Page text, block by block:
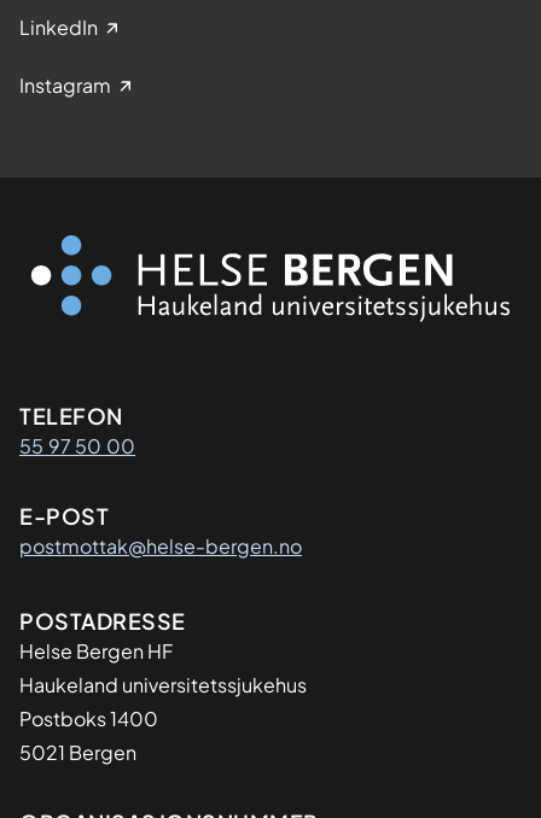
LinkedIn
Instagram
Kontaktinformasjon
TELEFON
55 97 50 00
E-POST
postmottak@helse-bergen.no
Adresse
POSTADRESSE
Helse Bergen HF
Haukeland universitetssjukehus
Postboks 1400
5021 Bergen